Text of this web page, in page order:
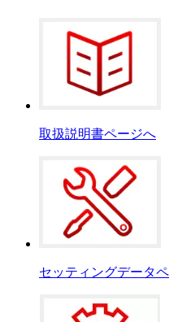
取扱説明書ページへ
セッティングデータ